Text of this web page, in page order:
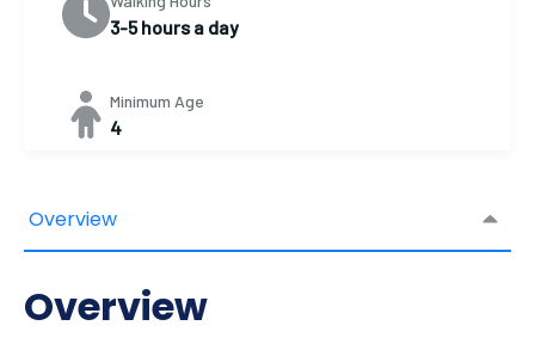
3-5 hours a day
Minimum Age
4
Overview
Overview